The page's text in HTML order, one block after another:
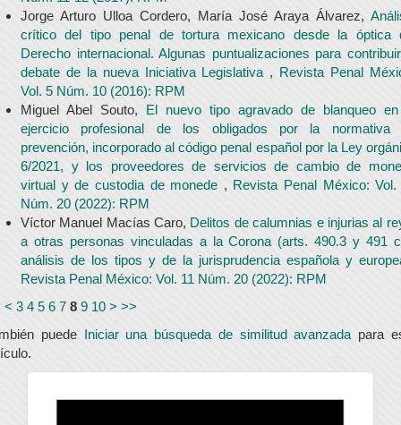
Jorge Arturo Ulloa Cordero, María José Araya Álvarez,
crítico del tipo penal de tortura mexicano desde la óptica
Derecho internacional. Algunas puntualizaciones para
debate de la nueva Iniciativa Legislativa , Revista Penal
Vol. 5 Núm. 10 (2016): RPM
Miguel Abel Souto, El nuevo tipo agravado de blanqueo
ejercicio profesional de los obligados por la normativa
prevención, incorporado al código penal español por la Ley
6/2021, y los proveedores de servicios de cambio de
virtual y de custodia de monede , Revista Penal México: Vol.
Núm. 20 (2022): RPM
Víctor Manuel Macías Caro, Delitos de calumnias e injurias al
a otras personas vinculadas a la Corona (arts. 490.3 y 491
análisis de los tipos y de la jurisprudencia española y
Revista Penal México: Vol. 11 Núm. 20 (2022): RPM
< 3 4 5 6 7 8 9 10 > >>
puede Iniciar una búsqueda de similitud avanzada para
universidad